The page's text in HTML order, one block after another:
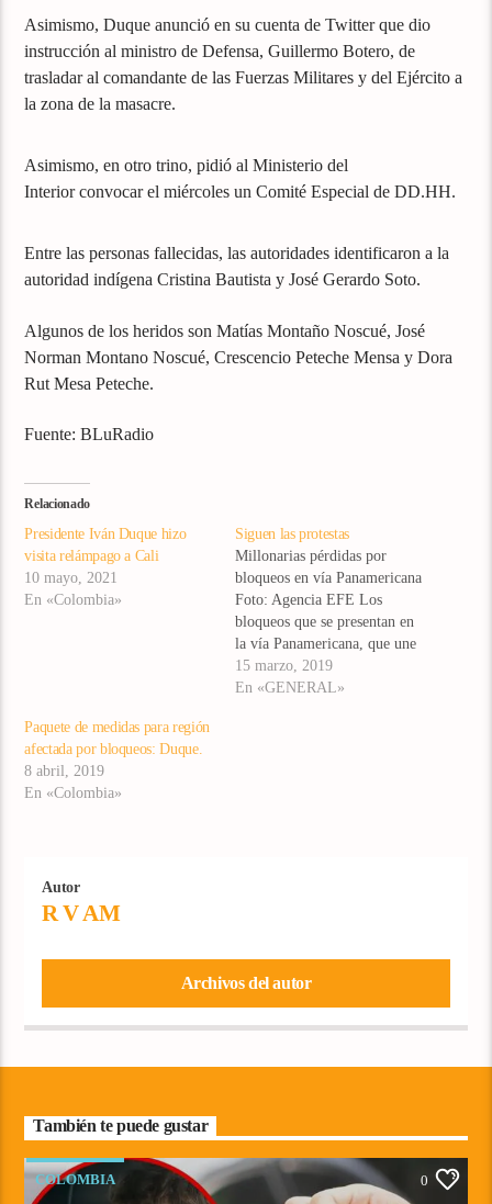
Asimismo, Duque anunció en su cuenta de Twitter que dio
instrucción al ministro de Defensa, Guillermo Botero, de
trasladar al comandante de las Fuerzas Militares y del Ejército a
la zona de la masacre.
Asimismo, en otro trino, pidió al Ministerio del
Interior convocar el miércoles un Comité Especial de DD.HH.
Entre las personas fallecidas, las autoridades identificaron a la
autoridad indígena Cristina Bautista y José Gerardo Soto.
Algunos de los heridos son Matías Montaño Noscué, José
Norman Montano Noscué, Crescencio Peteche Mensa y Dora
Rut Mesa Peteche.
Fuente: BLuRadio
Relacionado
Presidente Iván Duque hizo
visita relámpago a Cali
10 mayo, 2021
En «Colombia»
Siguen las protestas
Millonarias pérdidas por
bloqueos en vía Panamericana
Foto: Agencia EFE Los
bloqueos que se presentan en
la vía Panamericana, que une
a Popayán y Cali, han dejado
a los transportadores de carga
15 marzo, 2019
En «GENERAL»
Paquete de medidas para región
afectada por bloqueos: Duque.
8 abril, 2019
En «Colombia»
Autor
R V AM
Archivos del autor
También te puede gustar
COLOMBIA 0